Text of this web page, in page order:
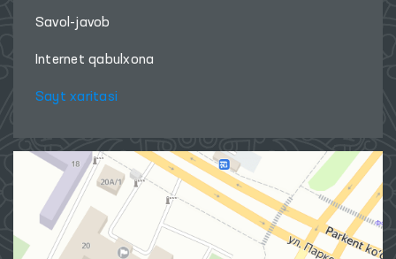
Savol-javob
Internet qabulxona
Sayt xaritasi